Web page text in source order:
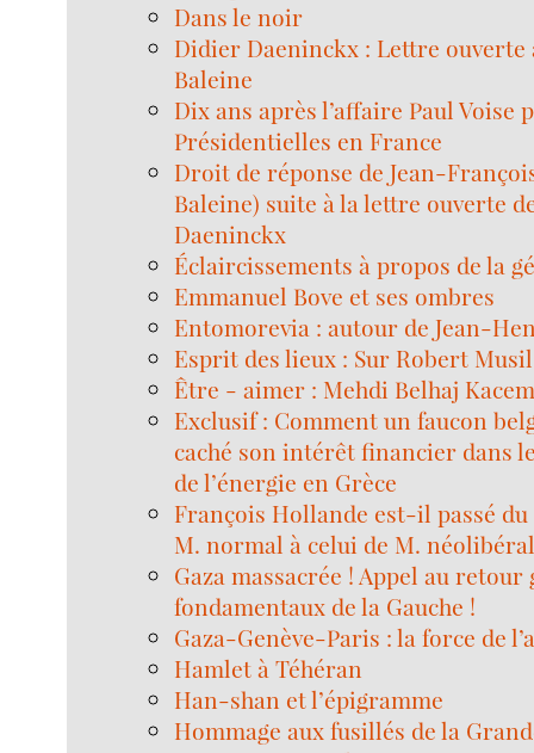
Dans le noir
Didier Daeninckx : Lettre ouverte
Baleine
Dix ans après l’affaire Paul Voise
Présidentielles en France
Droit de réponse de Jean-
Baleine) suite à la lettre ouverte
Daeninckx
Éclaircissements à propos de la
Emmanuel Bove et ses ombres
Entomorevia : autour de Jean-
Esprit des lieux : Sur Robert Musil
Être - aimer : Mehdi Belhaj
Exclusif : Comment un faucon
caché son intérêt financier dans
de l’énergie en Grèce
François Hollande est-il passé
M. normal à celui de M.
Gaza massacrée ! Appel au retour
fondamentaux de la Gauche !
Gaza-Genève-Paris : la force de
Hamlet à Téhéran
Han-shan et l’épigramme
Hommage aux fusillés de la